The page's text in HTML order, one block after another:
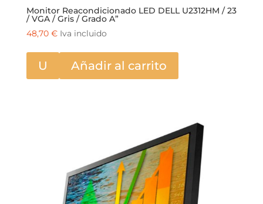
Monitor Reacondicionado LED DELL U2312HM / 23
/ VGA / Gris / Grado A”
48,70 € Iva incluido
U Añadir al carrito